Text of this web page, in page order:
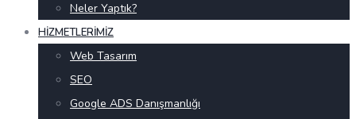
Neler Yaptık?
HIZMETLERIMIZ
Web Tasarım
SEO
Google ADS Danışmanlığı